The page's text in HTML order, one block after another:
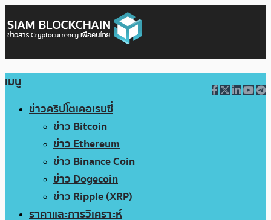
เมนู
ข่าวคริปโตเคอเรนซี่
ข่าว Bitcoin
ข่าว Ethereum
ข่าว Binance Coin
ข่าว Dogecoin
ข่าว Ripple (XRP)
ราคาและการวิเคราะห์